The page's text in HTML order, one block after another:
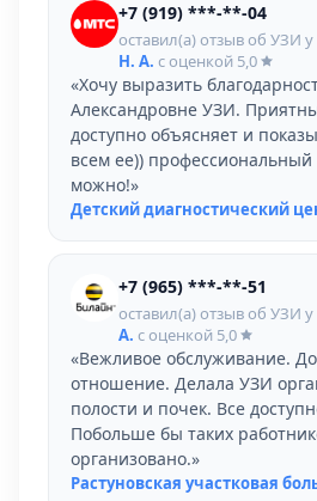
+7 (919) ***-**-04
оставил(а) отзыв об УЗИ
Н. А. с оценкой 5,0
«Хочу выразить
Александровне УЗИ.
доступно объясняет и
всем ее))
можно!»
Детский диагностический
+7 (965) ***-**-51
оставил(а) отзыв об УЗИ
А. с оценкой 5,0
«Вежливое обслуживание.
отношение. Делала УЗИ
полости и почек. Все
Побольше бы таких
организовано.»
Растуновская участковая